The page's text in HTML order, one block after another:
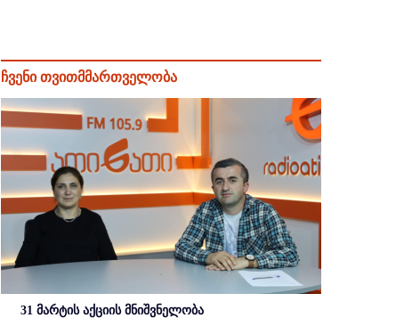
ჩვენი თვითმმართველობა
31 მარტის აქციის მნიშვნელობა